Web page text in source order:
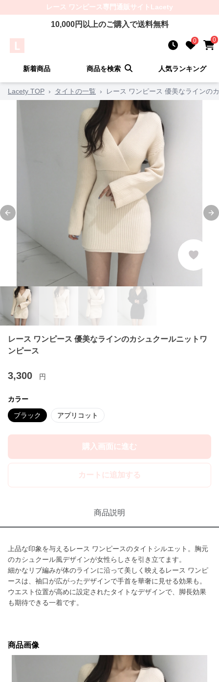
レース ワンピース専門通販サイト Lacety
10,000円以上のご購入で送料無料
0 0
新着商品 商品を検索 人気ランキング
Lacety TOP › タイトの一覧 › レース ワンピース 優美なラインの
Previous slide
レース ワンピース 優美なラインのカシュクールニットワ
ンピース
3,300 円
カラー
ブラック アプリコット
購入画面に進む
カートに追加する
商品説明
上品な印象を与えるレース ワンピースのタイトシルエット。胸元
のカシュクール風デザインが女性らしさを引き立てます。
細かなリブ編みが体のラインに沿って美しく映えるレース ワンピ
ースは、袖口が広がったデザインで手首を華奢に見せる効果も。
ウエスト位置が高めに設定されたタイトなデザインで、脚長効果
も期待できる一着です。
商品画像